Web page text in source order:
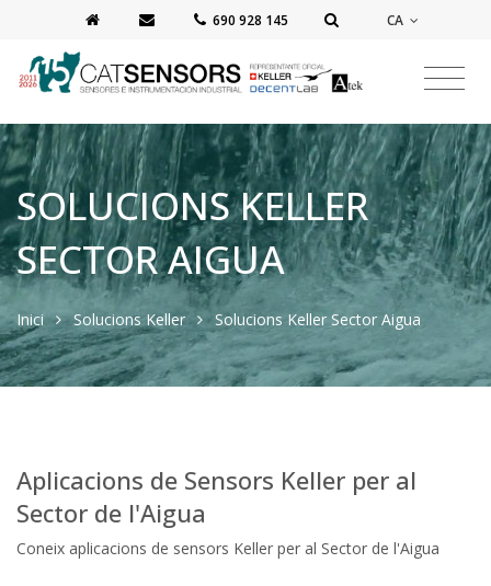
‭690 928 145‬ CA
SOLUCIONS KELLER
SECTOR AIGUA
Inici Solucions Keller Solucions Keller Sector Aigua
Aplicacions de Sensors Keller per al
Sector de l'Aigua
Coneix aplicacions de sensors Keller per al Sector de l'Aigua